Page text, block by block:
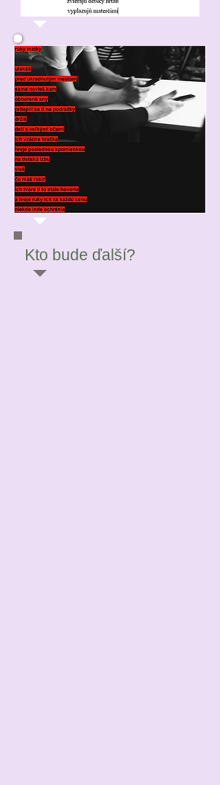
Kto bude ďalší?